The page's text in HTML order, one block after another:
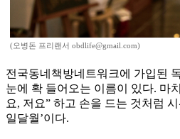
(오병돈 프리랜서 obdlife@gmail.com)
전국동네책방네트워크에 가입된
눈에 확 들어오는 이름이 있다. 마
요, 저요” 하고 손을 드는 것처럼
일달월’이다.